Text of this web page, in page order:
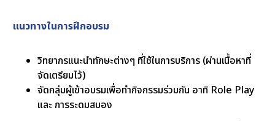
แนวทางในการฝึกอบรม
วิทยากรแนะนำทักษะต่างๆ ที่ใช้ในการบริการ (ผ่านเนื้อหาที่
จัดเตรียมไว้)
จัดกลุ่มผู้เข้าอบรมเพื่อทำกิจกรรมร่วมกัน อาทิ Role Play
และ การระดมสมอง